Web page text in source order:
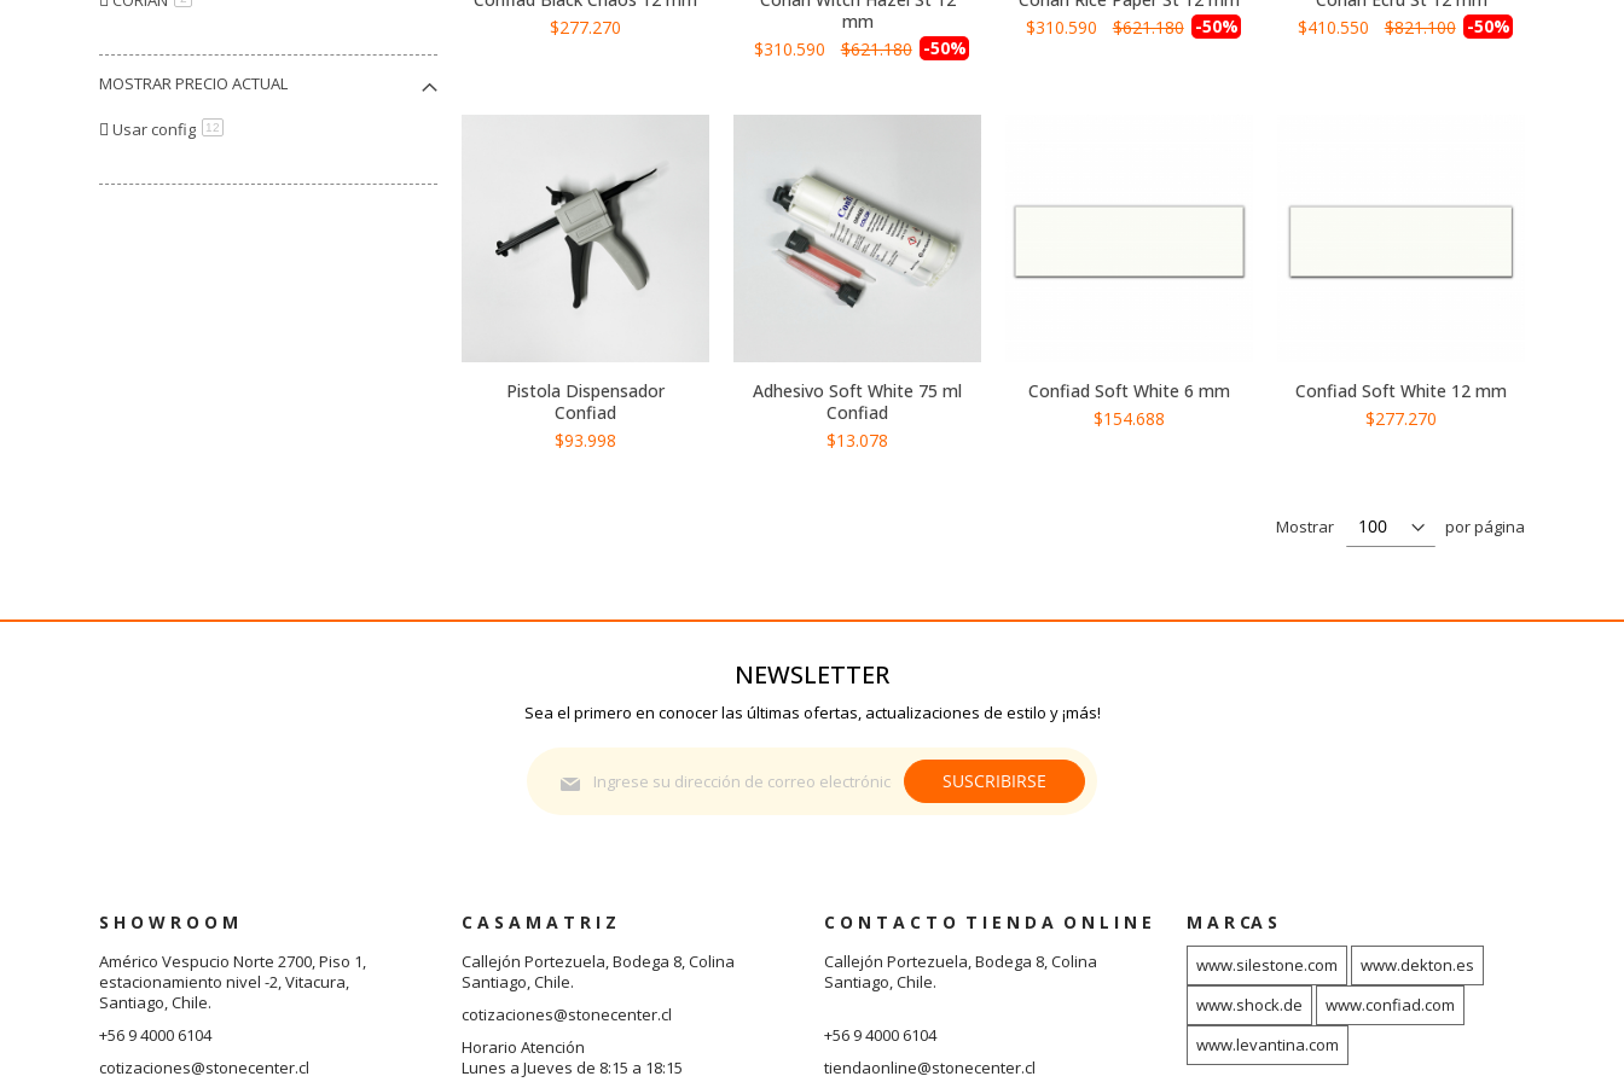
$277.270
mm
-50%
Precio
$310.590 $621.180
-50%
Precio
$310.590 $621.180
-50%
Precio
$410.550 $821.100
Pistola Dispensador
Confiad
$93.998
Adhesivo Soft White 75 ml
Confiad
$13.078
Confiad Soft White 6 mm
$154.688
Confiad Soft White 12 mm
$277.270
Mostrar por página
MOSTRAR PRECIO ACTUAL
Usar config 12
NEWSLETTER
Sea el primero en conocer las últimas ofertas, actualizaciones de estilo y ¡más!
al
SUSCRIBIRSE
S H O W R O O M
Américo Vespucio Norte 2700, Piso 1,
estacionamiento nivel -2, Vitacura,
Santiago, Chile.
+56 9 4000 6104
cotizaciones@stonecenter.cl
C A S A M A T R I Z
Callejón Portezuela, Bodega 8, Colina
Santiago, Chile.
cotizaciones@stonecenter.cl
Horario Atención
Lunes a Jueves de 8:15 a 18:15
C O N T A C T O T I E N D A O N L I N E
Callejón Portezuela, Bodega 8, Colina
Santiago, Chile.
+56 9 4000 6104
tiendaonline@stonecenter.cl
M A R CA S
www.silestone.com
www.dekton.es
www.shock.de
www.confiad.com
www.levantina.com